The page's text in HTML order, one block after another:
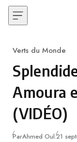
Skip to content
Category
Verts du Monde
Amoura
(VIDÉO)
ParAhmed Oul.Publié
21